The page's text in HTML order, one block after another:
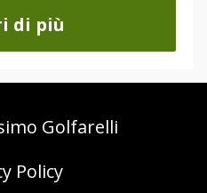
di più
Golfarelli
Policy